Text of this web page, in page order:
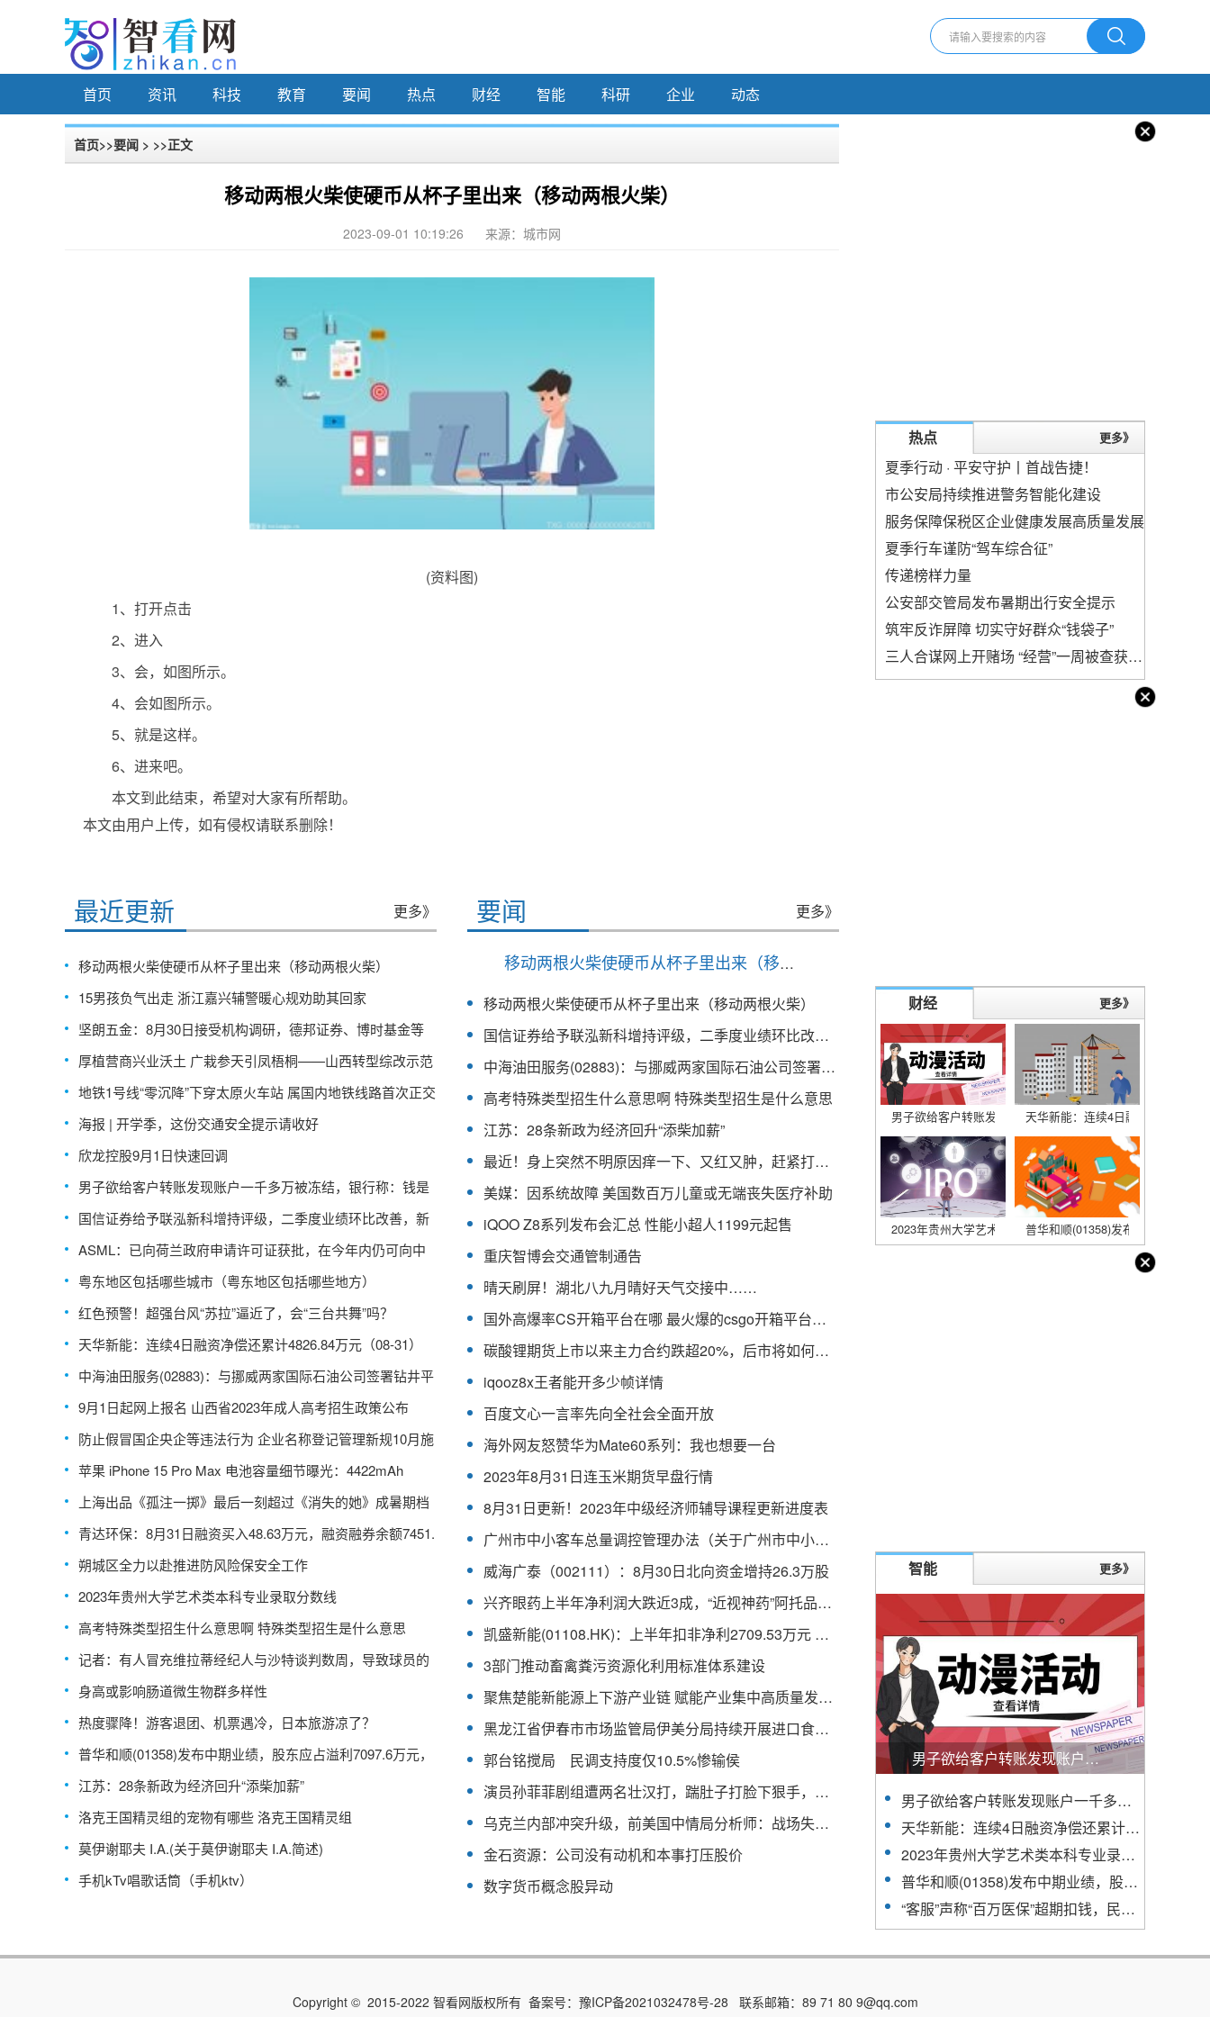
首页 资讯 科技 教育 要闻 热点 财经 智能 科研 企业 动态
首页>>要闻 > >>正文
移动两根火柴使硬币从杯子里出来（移动两根火柴）
2023-09-01 10:19:26 来源：城市网
(资料图)
1、打开点击
2、进入
3、会，如图所示。
4、会如图所示。
5、就是这样。
6、进来吧。
本文到此结束，希望对大家有所帮助。
本文由用户上传，如有侵权请联系删除！
最近更新 更多》
移动两根火柴使硬币从杯子里出来（移动两根火柴）
15男孩负气出走 浙江嘉兴辅警暖心规劝助其回家
坚朗五金：8月30日接受机构调研，德邦证券、博时基金等
多家机构参与
厚植营商兴业沃土 广栽参天引凤梧桐——山西转型综改示范
区晋中开发区全方位打造一流营商环境系列报道之一
地铁1号线“零沉降”下穿太原火车站 属国内地铁线路首次正交
下穿特等火车站历史建筑群
海报 | 开学季，这份交通安全提示请收好
欣龙控股9月1日快速回调
男子欲给客户转账发现账户一千多万被冻结，银行称：钱是
我们的
国信证券给予联泓新科增持评级，二季度业绩环比改善，新
材料项目多管齐下
ASML：已向荷兰政府申请许可证获批，在今年内仍可向中
国出口部分高端浸润式光刻系统
粤东地区包括哪些城市（粤东地区包括哪些地方）
红色预警！超强台风“苏拉”逼近了，会“三台共舞”吗？
天华新能：连续4日融资净偿还累计4826.84万元（08-31）
中海油田服务(02883)：与挪威两家国际石油公司签署钻井平
台服务合同
9月1日起网上报名 山西省2023年成人高考招生政策公布
防止假冒国企央企等违法行为 企业名称登记管理新规10月施
行
苹果 iPhone 15 Pro Max 电池容量细节曝光：4422mAh
上海出品《孤注一掷》最后一刻超过《消失的她》成暑期档
票房冠军
青达环保：8月31日融资买入48.63万元，融资融券余额7451.
57万元
朔城区全力以赴推进防风险保安全工作
2023年贵州大学艺术类本科专业录取分数线
高考特殊类型招生什么意思啊 特殊类型招生是什么意思
记者：有人冒充维拉蒂经纪人与沙特谈判数周，导致球员的
转会推迟
身高或影响肠道微生物群多样性
热度骤降！游客退团、机票遇冷，日本旅游凉了？
普华和顺(01358)发布中期业绩，股东应占溢利7097.6万元，
同比增长17.1%
江苏：28条新政为经济回升“添柴加薪”
洛克王国精灵组的宠物有哪些 洛克王国精灵组
莫伊谢耶夫 I.A.(关于莫伊谢耶夫 I.A.简述)
手机kTv唱歌话筒（手机ktv）
要闻 更多》
移动两根火柴使硬币从杯子里出来（移动两根火柴）
移动两根火柴使硬币从杯子里出来（移动两根火柴）
国信证券给予联泓新科增持评级，二季度业绩环比改善，新材料项目多管齐下
中海油田服务(02883)：与挪威两家国际石油公司签署钻井平台服务合同
高考特殊类型招生什么意思啊 特殊类型招生是什么意思
江苏：28条新政为经济回升“添柴加薪”
最近！身上突然不明原因痒一下、又红又肿，赶紧打开这篇！（不是蚊子）
美媒：因系统故障 美国数百万儿童或无端丧失医疗补助
iQOO Z8系列发布会汇总 性能小超人1199元起售
重庆智博会交通管制通告
晴天刷屏！湖北八九月晴好天气交接中……
国外高爆率CS开箱平台在哪 最火爆的csgo开箱平台合集
碳酸锂期货上市以来主力合约跌超20%，后市将如何运行？
iqooz8x王者能开多少帧详情
百度文心一言率先向全社会全面开放
海外网友怒赞华为Mate60系列：我也想要一台
2023年8月31日连玉米期货早盘行情
8月31日更新！2023年中级经济师辅导课程更新进度表
广州市中小客车总量调控管理办法（关于广州市中小客车总量调控管理办法的基本详情介绍）
威海广泰（002111）：8月30日北向资金增持26.3万股
兴齐眼药上半年净利润大跌近3成，“近视神药”阿托品已停止网售一年
凯盛新能(01108.HK)：上半年扣非净利2709.53万元 同比增长17.47%
3部门推动畜禽粪污资源化利用标准体系建设
聚焦楚能新能源上下游产业链 赋能产业集中高质量发展 湖北夷陵签约24个项目总投资122亿元
黑龙江省伊春市市场监管局伊美分局持续开展进口食品安全专项监督检查工作
郭台铭搅局 民调支持度仅10.5%惨输侯
演员孙菲菲剧组遭两名壮汉打，踹肚子打脸下狠手，主使仍逍遥
乌克兰内部冲突升级，前美国中情局分析师：战场失败或引发政变
金石资源：公司没有动机和本事打压股价
数字货币概念股异动
热点 更多》
夏季行动 · 平安守护丨首战告捷！
市公安局持续推进警务智能化建设
服务保障保税区企业健康发展高质量发展
夏季行车谨防“驾车综合征”
传递榜样力量
公安部交管局发布暑期出行安全提示
筑牢反诈屏障 切实守好群众“钱袋子”
三人合谋网上开赌场 “经营”一周被查获判刑
财经 更多》
男子欲给客户转账发现账户一千多万被冻结，银行称：钱是
天华新能：连续4日融资净偿还累
2023年贵州大学艺术类本科专业录取分数线
普华和顺(01358)发布中期业绩，
智能 更多》
男子欲给客户转账发现账户一千多万被冻结，银行称：钱是我们的
男子欲给客户转账发现账户一千多万被冻结，银行称：钱是我们的
天华新能：连续4日融资净偿还累计4826.84万元（08-31）
2023年贵州大学艺术类本科专业录取分数线
普华和顺(01358)发布中期业绩，股东应占溢利7097.6万元，同比增长17.1%
“客服”声称“百万医保”超期扣钱，民警凌晨拦截保住老人养命钱
Copyright © 2015-2022 智看网版权所有 备案号： 豫ICP备2021032478号-28 联系邮箱：89 71 80 9@qq.com